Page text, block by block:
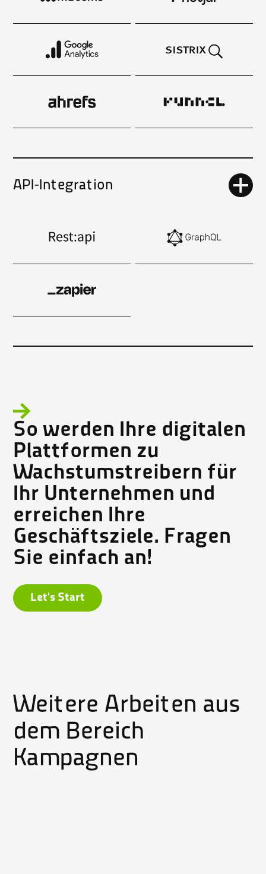
API-Integration
So werden Ihre digitalen
Plattformen zu
Wachstumstreibern für
Ihr Unternehmen und
erreichen Ihre
Geschäftsziele. Fragen
Sie einfach an!
Let's Start
Weitere Arbeiten aus
dem Bereich
Kampagnen